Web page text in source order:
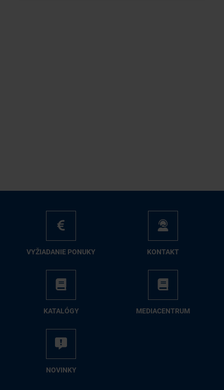
VY­ŽIA­DA­NIE PO­NU­KY KON­TAKT
KA­TA­LÓ­GY ME­DIA­CEN­TRUM
NO­VIN­KY